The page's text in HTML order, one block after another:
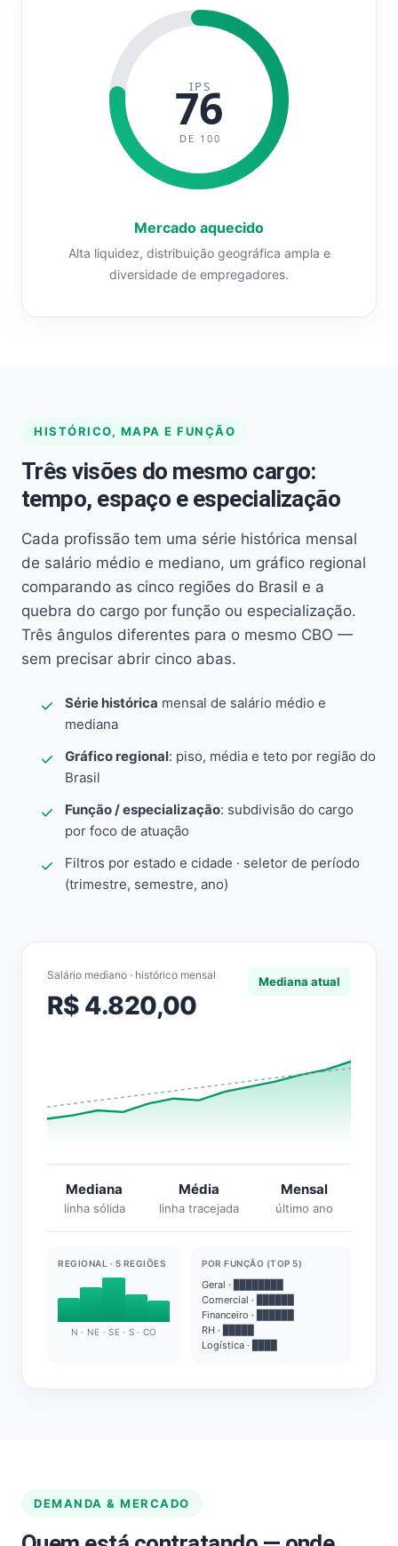
IPS
76
DE 100
Mercado aquecido
Alta liquidez, distribuição geográfica ampla e
diversidade de empregadores.
HISTÓRICO, MAPA E FUNÇÃO
Três visões do mesmo cargo:
tempo, espaço e especialização
Cada profissão tem uma série histórica mensal
de salário médio e mediano, um gráfico regional
comparando as cinco regiões do Brasil e a
quebra do cargo por função ou especialização.
Três ângulos diferentes para o mesmo CBO —
sem precisar abrir cinco abas.
Série histórica mensal de salário médio e
mediana
Gráfico regional: piso, média e teto por região do
Brasil
Função / especialização: subdivisão do cargo
por foco de atuação
Filtros por estado e cidade · seletor de período
(trimestre, semestre, ano)
Salário mediano · histórico mensal
R$ 4.820,00
Mediana atual
Mediana
linha sólida
Média
linha tracejada
Mensal
último ano
REGIONAL · 5 REGIÕES
N · NE · SE · S · CO
POR FUNÇÃO (TOP 5)
Geral · ████████
Comercial · ██████
Financeiro · ██████
RH · █████
Logística · ████
DEMANDA & MERCADO